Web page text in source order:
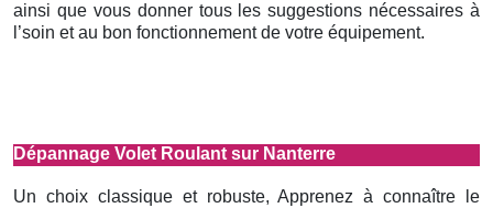
ainsi que vous donner tous les suggestions nécessaires à
l’soin et au bon fonctionnement de votre équipement.
Dépannage Volet Roulant sur Nanterre
Un choix classique et robuste, Apprenez à connaître le